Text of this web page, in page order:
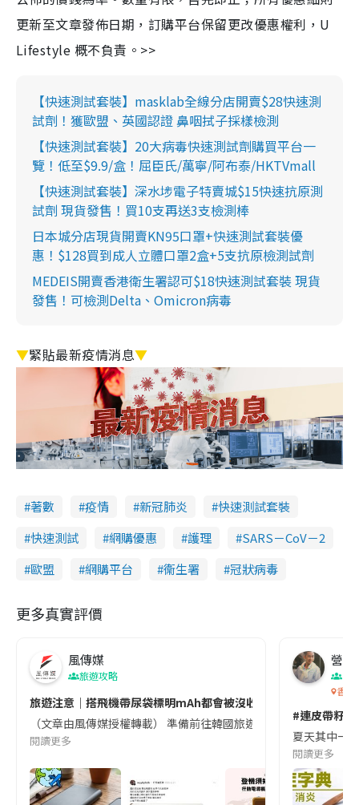
更新至文章發佈日期，訂購平台保留更改優惠權利，U
Lifestyle 概不負責。>>
【快速測試套裝】masklab全線分店開賣$28快速測
試劑！獲歐盟、英國認證 鼻咽拭子採樣檢測
【快速測試套裝】20大病毒快速測試劑購買平台一
覽！低至$9.9/盒！屈臣氏/萬寧/阿布泰/HKTVmall
【快速測試套裝】深水埗電子特賣城$15快速抗原測
試劑 現貨發售！買10支再送3支檢測棒
日本城分店現貨開賣KN95口罩+快速測試套裝優
惠！$128買到成人立體口罩2盒+5支抗原檢測試劑
MEDEIS開賣香港衛生署認可$18快速測試套裝 現貨
發售！可檢測Delta、Omicron病毒
▼緊貼最新疫情消息▼
著數 疫情 新冠肺炎
快速測試套裝
快速測試
網購優惠 護理
SARS－CoV－2
歐盟
網購平台 衞生署 冠狀病毒
更多真實評價
風傳媒
旅遊攻略
旅遊注意｜搭飛機帶尿袋標明mAh都會被沒收😱出發前切記檢查
（文章由風傳媒授權轉載） 準備前往韓國旅遊的民眾，近期要
閱讀更多
營養
香港
#連皮帶籽
夏天其中一
閱讀更多